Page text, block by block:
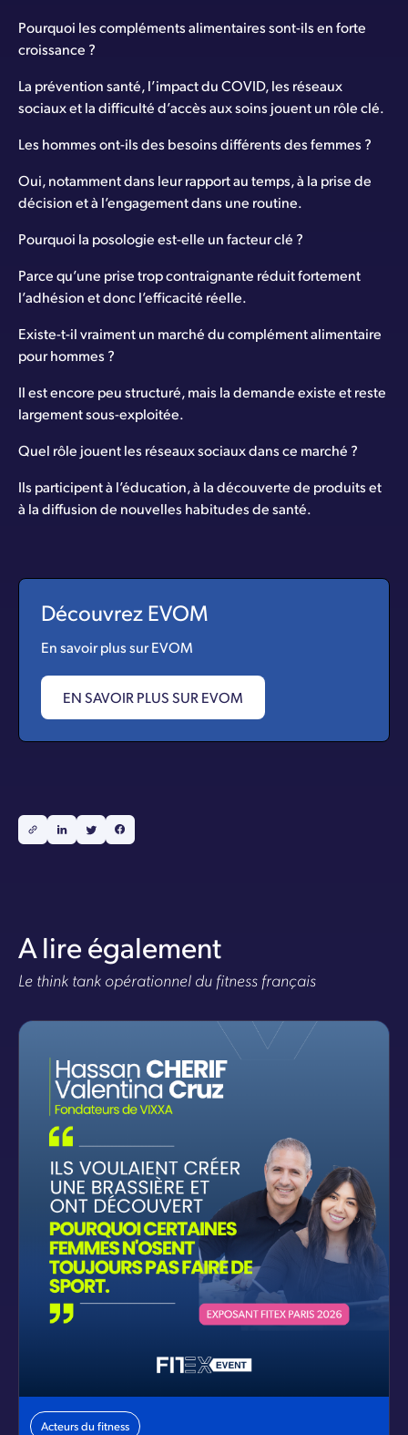
Pourquoi les compléments alimentaires sont-ils en forte
croissance ?
La prévention santé, l’impact du COVID, les réseaux
sociaux et la difficulté d’accès aux soins jouent un rôle clé.
Les hommes ont-ils des besoins différents des femmes ?
Oui, notamment dans leur rapport au temps, à la prise de
décision et à l’engagement dans une routine.
Pourquoi la posologie est-elle un facteur clé ?
Parce qu’une prise trop contraignante réduit fortement
l’adhésion et donc l’efficacité réelle.
Existe-t-il vraiment un marché du complément alimentaire
pour hommes ?
Il est encore peu structuré, mais la demande existe et reste
largement sous-exploitée.
Quel rôle jouent les réseaux sociaux dans ce marché ?
Ils participent à l’éducation, à la découverte de produits et
à la diffusion de nouvelles habitudes de santé.
Découvrez EVOM
En savoir plus sur EVOM
EN SAVOIR PLUS SUR EVOM
A lire également
Le think tank opérationnel du fitness français
Acteurs du fitness